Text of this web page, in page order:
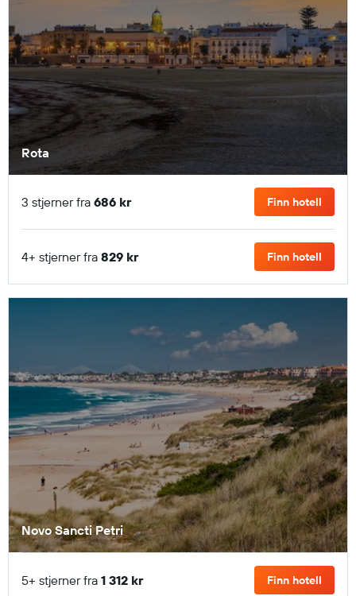
Rota
3 stjerner fra 686 kr Finn hotell
4+ stjerner fra 829 kr Finn hotell
Novo Sancti Petri
5+ stjerner fra 1 312 kr Finn hotell